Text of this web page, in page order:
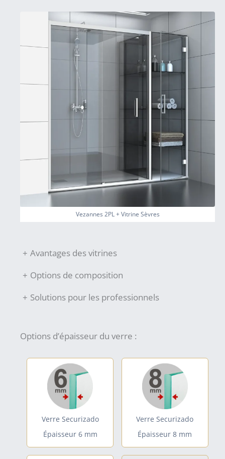
Vezannes 2PL + Vitrine Sèvres
+ Avantages des vitrines
+ Options de composition
+ Solutions pour les professionnels
Options d’épaisseur du verre :
Verre Securizado
Épaisseur 6 mm
Verre Securizado
Épaisseur 8 mm